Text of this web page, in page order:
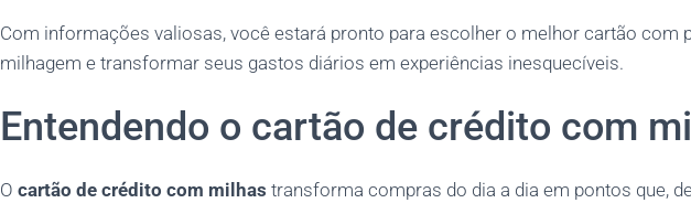
Com informações valiosas, você estará pronto para escolher o melhor cartão com
milhagem e transformar seus gastos diários em experiências inesquecíveis.
Entendendo o cartão de crédito com
O cartão de crédito com milhas transforma compras do dia a dia em pontos que,